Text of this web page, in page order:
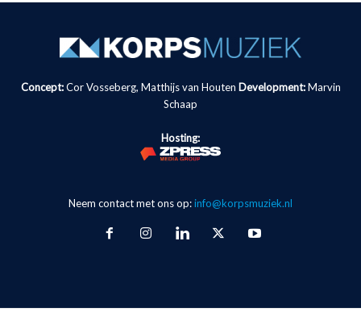
Concept:Cor Vosseberg, Matthijs van Houten Development: Marvin
Schaap
Hosting:
Neem contact met ons op:info@korpsmuziek.nl